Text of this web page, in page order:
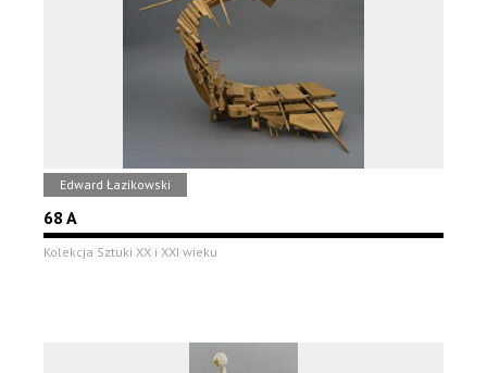
Edward Łazikowski
68 A
Kolekcja Sztuki XX i XXI wieku